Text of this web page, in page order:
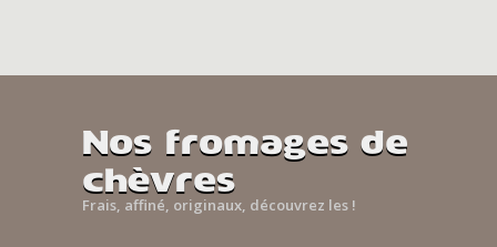
Nos fromages de
chèvres
Frais, affiné, originaux, découvrez les !